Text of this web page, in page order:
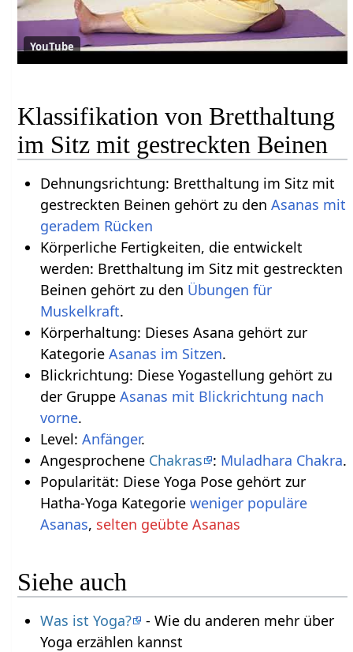
YouTube
Klassifikation von Bretthaltung
im Sitz mit gestreckten Beinen
Dehnungsrichtung: Bretthaltung im Sitz mit
gestreckten Beinen gehört zu den Asanas mit
geradem Rücken
Körperliche Fertigkeiten, die entwickelt
werden: Bretthaltung im Sitz mit gestreckten
Beinen gehört zu den Übungen für
Muskelkraft.
Körperhaltung: Dieses Asana gehört zur
Kategorie Asanas im Sitzen.
Blickrichtung: Diese Yogastellung gehört zu
der Gruppe Asanas mit Blickrichtung nach
vorne.
Level: Anfänger.
Angesprochene Chakras : Muladhara Chakra.
Popularität: Diese Yoga Pose gehört zur
Hatha-Yoga Kategorie weniger populäre
Asanas, selten geübte Asanas
Siehe auch
Was ist Yoga?
- Wie du anderen mehr über
Yoga erzählen kannst